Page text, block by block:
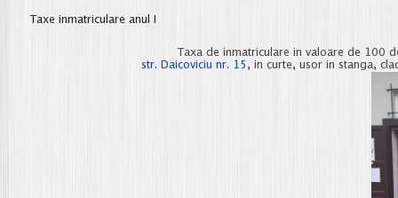
Taxe inmatriculare anul I
Taxa de inmatriculare in valoare de 100
str. Daicoviciu nr. 15 , in curte, usor in stanga,